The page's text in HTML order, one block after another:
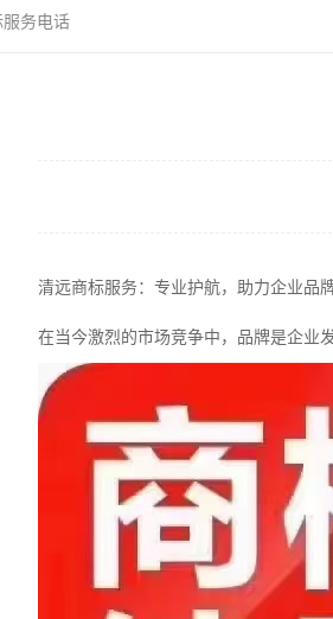
务电话
清远商标服务：专业护航，助力企业品
在当今激烈的市场竞争中，品牌是企业